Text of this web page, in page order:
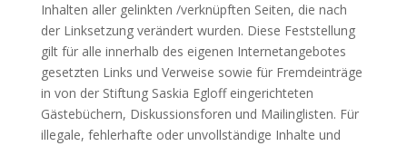
Inhalten aller gelinkten /verknüpften Seiten, die nach
der Linksetzung verändert wurden. Diese Feststellung
gilt für alle innerhalb des eigenen Internetangebotes
gesetzten Links und Verweise sowie für Fremdeinträge
in von der Stiftung Saskia Egloff eingerichteten
Gästebüchern, Diskussionsforen und Mailinglisten. Für
illegale, fehlerhafte oder unvollständige Inhalte und